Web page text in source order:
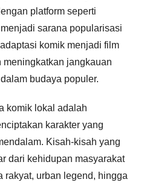
platform seperti
sarana popularisasi
komik menjadi film
jangkauan
budaya populer.
komik lokal adalah
karakter yang
Kisah-kisah yang
dari kehidupan masyarakat
rakyat, urban legend, hingga